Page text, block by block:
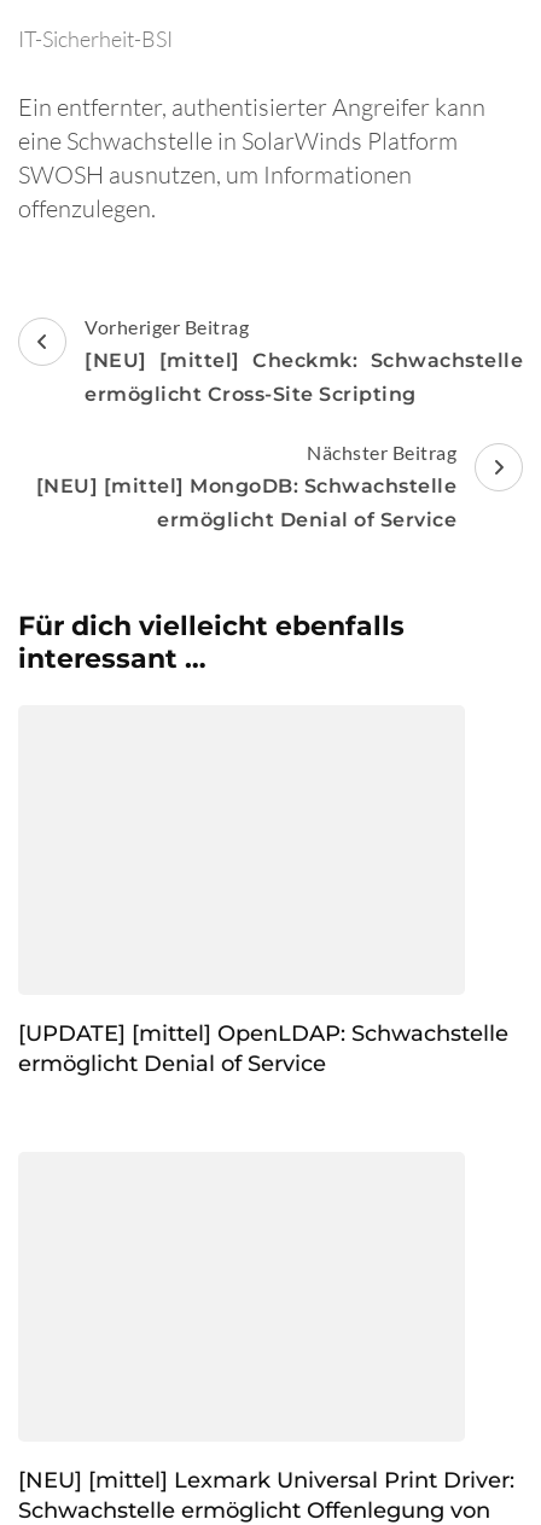
IT-Sicherheit-BSI
Ein entfernter, authentisierter Angreifer kann
eine Schwachstelle in SolarWinds Platform
SWOSH ausnutzen, um Informationen
offenzulegen.
Beitragsnavigation
Vorheriger Beitrag
[NEU] [mittel] Checkmk: Schwachstelle
ermöglicht Cross-Site Scripting
Nächster Beitrag
[NEU] [mittel] MongoDB: Schwachstelle
ermöglicht Denial of Service
Für dich vielleicht ebenfalls
interessant …
[UPDATE] [mittel] OpenLDAP: Schwachstelle
ermöglicht Denial of Service
[NEU] [mittel] Lexmark Universal Print Driver:
Schwachstelle ermöglicht Offenlegung von